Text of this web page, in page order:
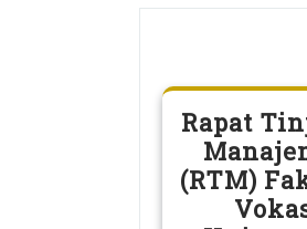
Rapat
(RTM)